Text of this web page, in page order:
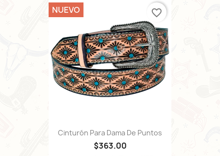
Cinturón Para Dama De Puntos
$363.00
NUEVO favorite_border